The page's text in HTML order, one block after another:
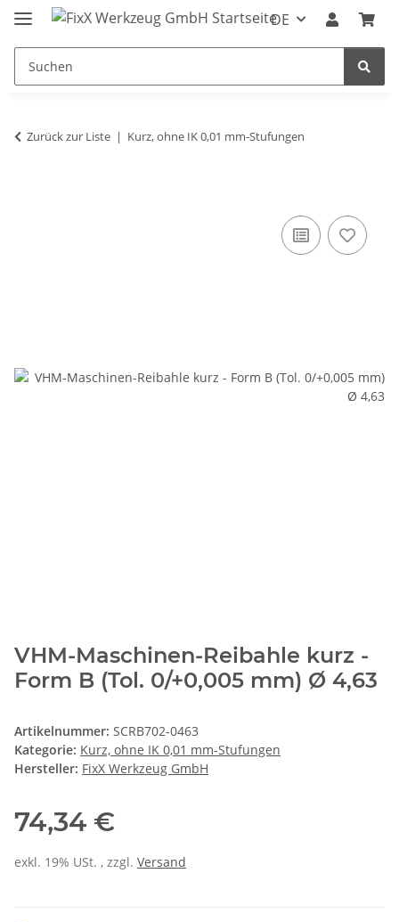
DE
Zurück zur Liste Kurz, ohne IK 0,01 mm-Stufungen
VHM-Maschinen-Reibahle kurz -
Form B (Tol. 0/+0,005 mm) Ø 4,63
Artikelnummer: SCRB702-0463
Kategorie: Kurz, ohne IK 0,01 mm-Stufungen
Hersteller: FixX Werkzeug GmbH
74,34 €
exkl. 19% USt. , zzgl. Versand